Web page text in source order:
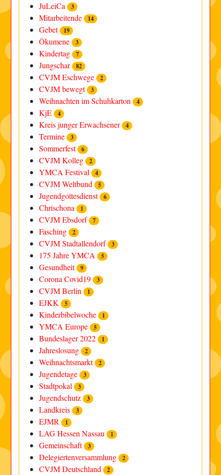
JuLeiCa 3
Mitarbeitende 14
Gebet 19
Ökumene 3
Kindertag 7
Jungschar 82
CVJM Eschwege 2
CVJM bewegt 3
Weihnachten im Schuhkarton 4
KjE 4
Kreis junger Erwachsener 4
Termine 3
Sommerfest 6
CVJM Kolleg 2
YMCA Festival 4
CVJM Weltbund 5
Jugendgottesdienst 6
Chrischona 1
CVJM Ebsdorf 7
Fasching 2
CVJM Stadtallendorf 3
175 Jahre YMCA 5
Gesundheit 9
Corona Covid19 3
CVJM Berlin 1
EJKK 5
Kinderbibelwoche 1
YMCA Europe 5
Bundeslager 2022 1
Jahreslosung 2
Weihnachtsmarkt 2
Jugendetage 3
Stadtpokal 3
Jugendschutz 3
Landkreis 3
EJMR 1
LAG Hessen Nassau 1
Gemeinschaft 3
Delegiertenversammlung 2
CVJM Deutschland 2